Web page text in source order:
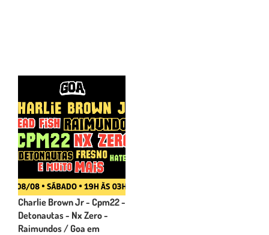
Charlie Brown Jr - Cpm22 -
Detonautas - Nx Zero -
Raimundos / Goa em